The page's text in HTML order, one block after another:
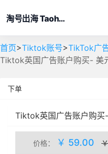
淘号出海 Taohaochuhai
首页>Tiktok账号>TikTok广
Tiktok英国广告账户购买- 美
下单
Tiktok英国广告账户购买
人工处理 库存(15)
价格： ￥ 59.00